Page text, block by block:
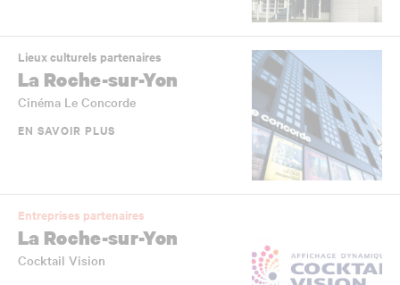
Lieux culturels partenaires
La Roche-sur-Yon
Cinéma Le Concorde
EN SAVOIR PLUS
Entreprises partenaires
La Roche-sur-Yon
Cocktail Vision